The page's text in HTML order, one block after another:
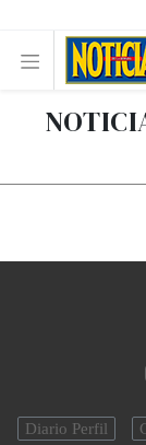
Diario Perfil